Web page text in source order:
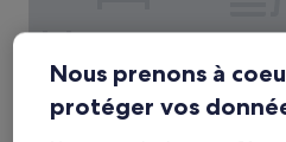
Nous prenons à
protéger vos